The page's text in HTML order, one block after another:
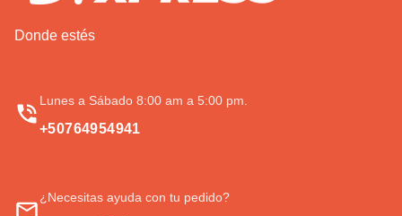
Donde estés
Lunes a Sábado 8:00 am a 5:00 pm.
+50764954941
¿Necesitas ayuda con tu pedido?